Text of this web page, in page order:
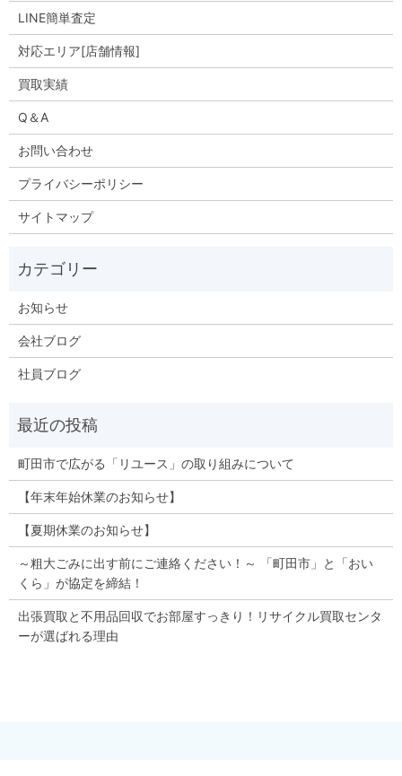
LINE簡単査定
対応エリア[店舗情報]
買取実績
Q＆A
お問い合わせ
プライバシーポリシー
サイトマップ
お知らせ
会社ブログ
社員ブログ
町田市で広がる「リユース」の取り組みについて
【年末年始休業のお知らせ】
【夏期休業のお知らせ】
～粗大ごみに出す前にご連絡ください！～ 「町田市」と「おい
くら」が協定を締結！
出張買取と不用品回収でお部屋すっきり！リサイクル買取センタ
ーが選ばれる理由